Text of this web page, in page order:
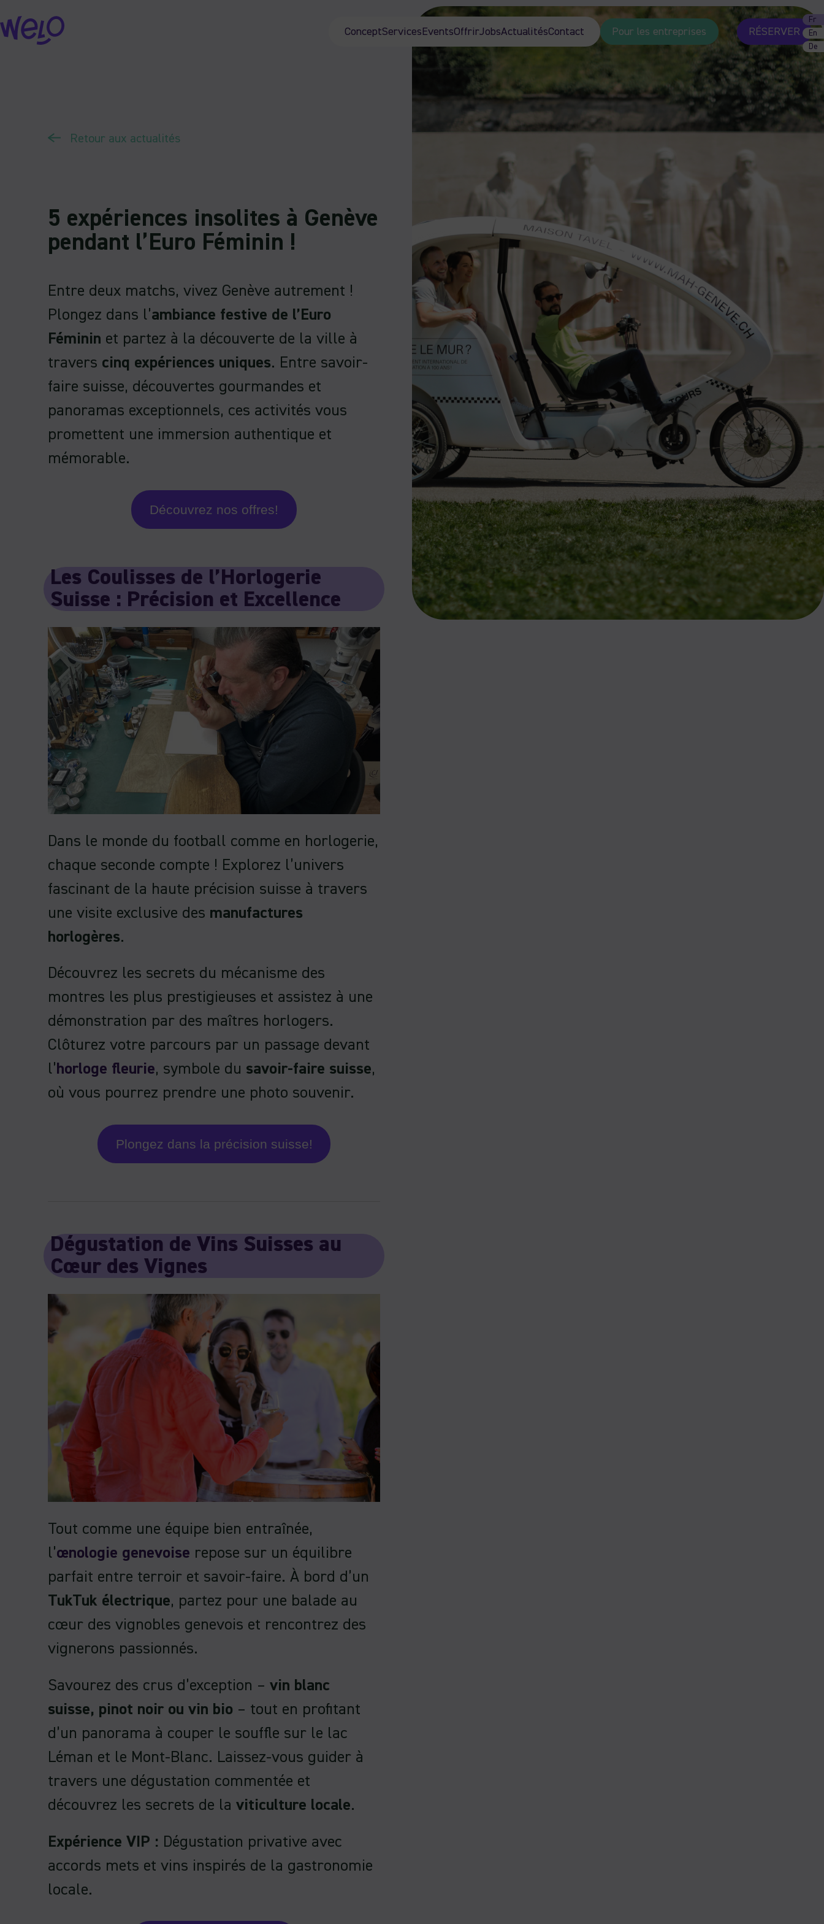
Skip
to
ConceptServices EventsOffrirJobsActualitésContact Pour les entreprises RÉSERVER
Fr
En
De
Retour aux actualités
5 expériences insolites à Genève
pendant l’Euro Féminin !
Entre deux matchs, vivez Genève autrement !
Plongez dans l’ambiance festive de l’Euro
Féminin et partez à la découverte de la ville à
travers cinq expériences uniques. Entre savoir-
faire suisse, découvertes gourmandes et
panoramas exceptionnels, ces activités vous
promettent une immersion authentique et
mémorable.
Découvrez nos offres!
Les Coulisses de l’Horlogerie
Suisse : Précision et Excellence
Dans le monde du football comme en horlogerie,
chaque seconde compte ! Explorez l’univers
fascinant de la haute précision suisse à travers
une visite exclusive des manufactures
horlogères.
Découvrez les secrets du mécanisme des
montres les plus prestigieuses et assistez à une
démonstration par des maîtres horlogers.
Clôturez votre parcours par un passage devant
l’horloge fleurie, symbole du savoir-faire suisse,
où vous pourrez prendre une photo souvenir.
Plongez dans la précision suisse!
Dégustation de Vins Suisses au
Cœur des Vignes
Tout comme une équipe bien entraînée,
l’œnologie genevoise repose sur un équilibre
parfait entre terroir et savoir-faire. À bord d’un
TukTuk électrique, partez pour une balade au
cœur des vignobles genevois et rencontrez des
vignerons passionnés.
Savourez des crus d’exception – vin blanc
suisse, pinot noir ou vin bio – tout en profitant
d’un panorama à couper le souffle sur le lac
Léman et le Mont-Blanc. Laissez-vous guider à
travers une dégustation commentée et
découvrez les secrets de la viticulture locale.
Expérience VIP : Dégustation privative avec
accords mets et vins inspirés de la gastronomie
locale.